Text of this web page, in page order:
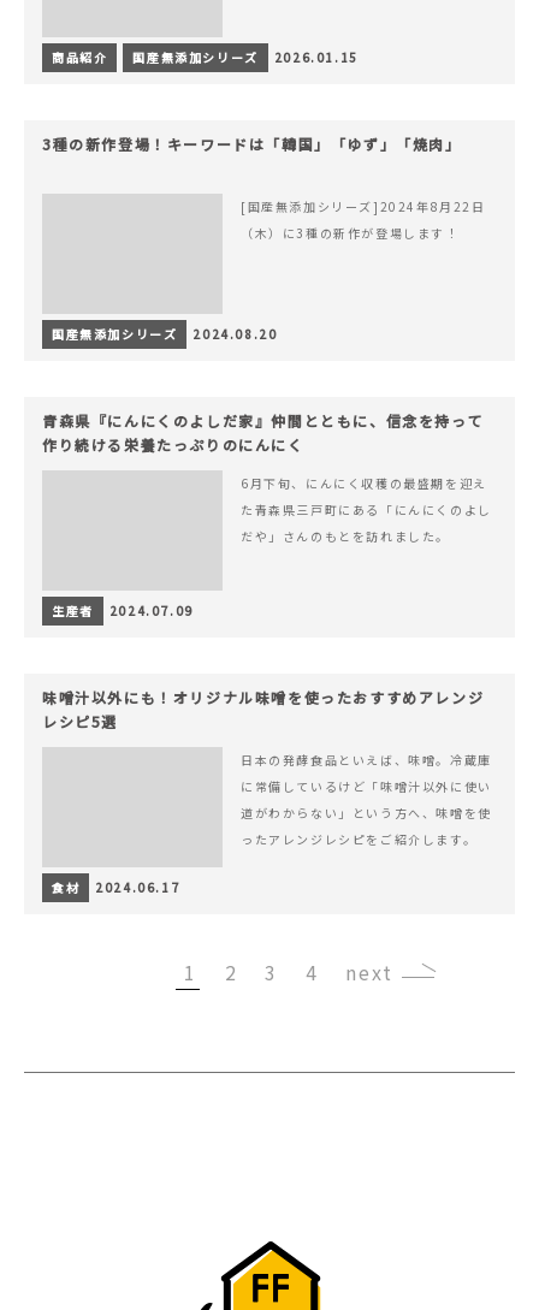
商品紹介 国産無添加シリーズ 2026.01.15
3種の新作登場！キーワードは「韓国」「ゆず」「焼肉」
[国産無添加シリーズ]2024年8月22日
（木）に3種の新作が登場します！
国産無添加シリーズ 2024.08.20
青森県『にんにくのよしだ家』仲間とともに、信念を持って
作り続ける栄養たっぷりのにんにく
6月下旬、にんにく収穫の最盛期を迎え
た青森県三戸町にある「にんにくのよし
だや」さんのもとを訪れました。
生産者 2024.07.09
味噌汁以外にも！オリジナル味噌を使ったおすすめアレンジ
レシピ5選
日本の発酵食品といえば、味噌。冷蔵庫
に常備しているけど「味噌汁以外に使い
道がわからない」という方へ、味噌を使
ったアレンジレシピをご紹介します。
食材 2024.06.17
1 2 3 4 ›